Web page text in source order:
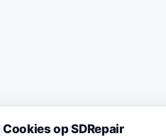
Cookies op SDRepair